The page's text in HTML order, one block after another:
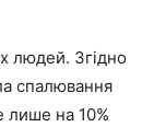
людей. Згідно
спалювання
лише на 10%